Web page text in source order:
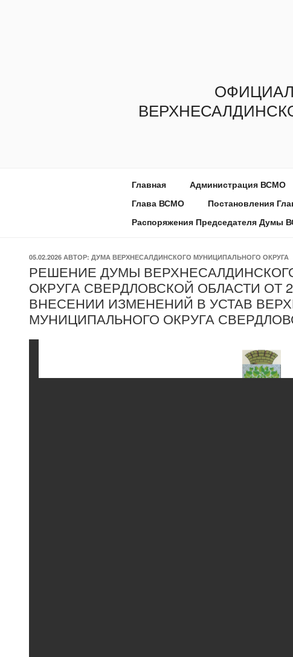
Главная Администрация ВСМО
Глава ВСМО
Постановления
Распоряжения Председателя Думы
ОПУБЛИКОВАНО
05.02.2026 АВТОР: ДУМА ВЕРХНЕСАЛДИНСКОГО МУНИЦИПАЛЬНОГО ОКРУГА
РЕШЕНИЕ ДУМЫ
ОКРУГА СВЕРДЛОВСКОЙ ОБЛАСТИ ОТ
ВНЕСЕНИИ ИЗМЕНЕНИЙ В УСТАВ
МУНИЦИПАЛЬНОГО ОКРУГА